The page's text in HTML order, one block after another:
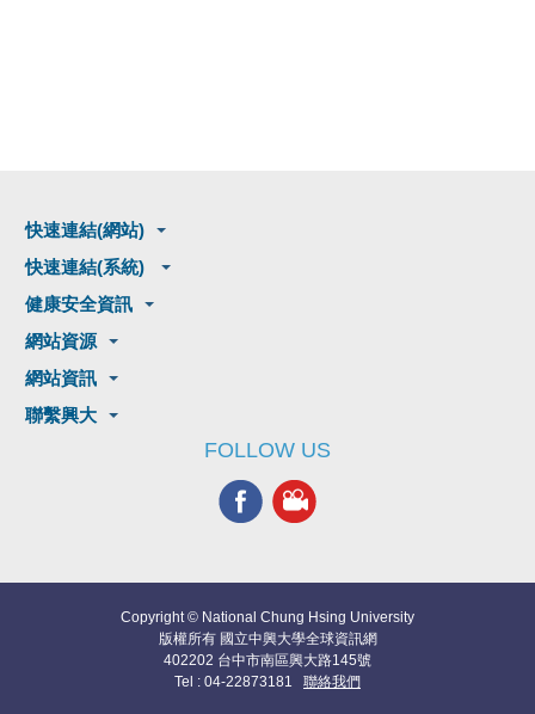
快速連結(網站)
快速連結(系統)
健康安全資訊
網站資源
網站資訊
聯繫興大
FOLLOW US
Copyright © National Chung Hsing University
版權所有 國立中興大學全球資訊網
402202 台中市南區興大路145號
Tel : 04-22873181 聯絡我們